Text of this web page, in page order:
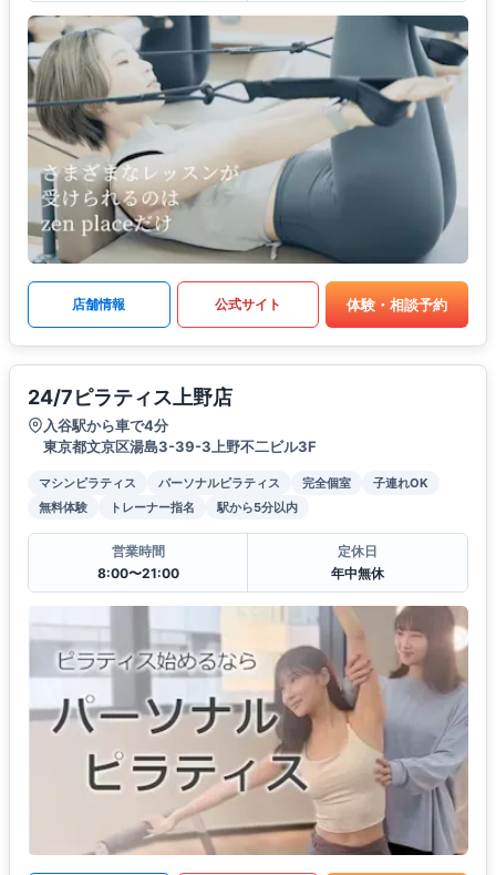
店舗情報 公式サイト 体験・相談予約
24/7ピラティス上野店
入谷駅から車で4分
東京都文京区湯島3-39-3上野不二ビル3F
マシンピラティス パーソナルピラティス 完全個室
子連れOK
無料体験
トレーナー指名 駅から5分以内
営業時間
8:00〜21:00
定休日
年中無休